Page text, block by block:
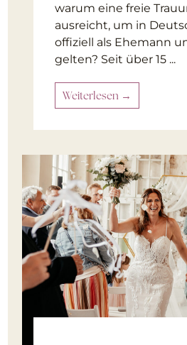
warum eine freie
ausreicht, um in
offiziell als Ehemann
gelten? Seit über 15 ...
Weiterlesen →